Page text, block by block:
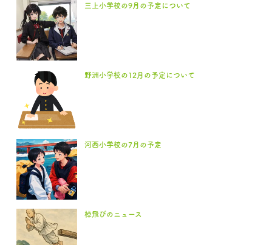
三上小学校の9月の予定について
野洲小学校の12月の予定について
河西小学校の7月の予定
棹飛びのニュース